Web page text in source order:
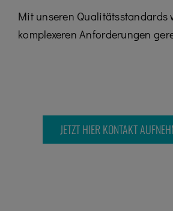
Mit unseren Qualitätsstandards
komplexeren Anforderungen
JETZT HIER KONTAKT